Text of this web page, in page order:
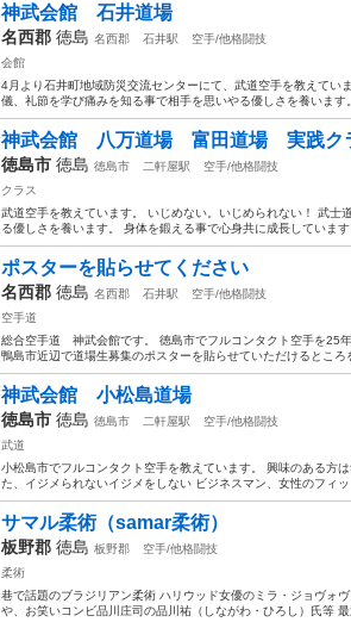
神武会館 石井道場
名西郡 徳島 名西郡 石井駅
空手/他格闘技
会館
4月より石井町地域防災交流センターにて、武道空手を教えてい
儀、礼節を学び痛みを知る事で相手を思いやる優しさを養いま
神武会館 八万道場 富田道場 実践ク
徳島市 徳島 徳島市 二軒屋駅
空手/他格闘技
クラス
武道空手を教えています。 いじめない。いじめられない！ 武士
る優しさを養います。 身体を鍛える事で心身共に成長していま
ポスターを貼らせてください
名西郡 徳島 名西郡 石井駅
空手/他格闘技
空手道
総合空手道 神武会館です。 徳島市でフルコンタクト空手を25
鴨島市近辺で道場生募集のポスターを貼らせていただけるとこ
神武会館 小松島道場
徳島市 徳島 徳島市 二軒屋駅
空手/他格闘技
武道
小松島市でフルコンタクト空手を教えています。 興味のある方
た、イジメられないイジメをしない ビジネスマン、女性のフィ
サマル柔術（samar柔術）
板野郡 徳島 板野郡
空手/他格闘技
柔術
巷で話題のブラジリアン柔術 ハリウッド女優のミラ・ジョヴォ
や、お笑いコンビ品川庄司の品川祐（しながわ・ひろし）氏等 最